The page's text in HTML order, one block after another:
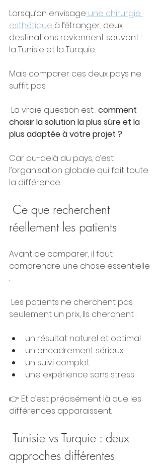
Lorsqu’on envisage une chirurgie
esthétique à l’étranger, deux
destinations reviennent souvent :
la Tunisie et la Turquie.
Mais comparer ces deux pays ne
suffit pas.
La vraie question est : comment
choisir la solution la plus sûre et la
plus adaptée à votre projet ?
Car au-delà du pays, c’est
l’organisation globale qui fait toute
la différence.
réellement les patients
Avant de comparer, il faut
comprendre une chose essentielle
:
seulement un prix, Ils cherchent :
un résultat naturel et optimal
un encadrement sérieux
un suivi complet
une expérience sans stress
👉 Et c’est précisément là que les
différences apparaissent.
approches différentes